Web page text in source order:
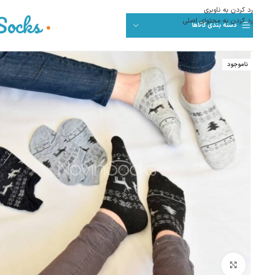
رد کردن به ناوبری
رد کردن به محتوای اصلی
دسته بندی کالاها
ناموجود
بزرگنمایی تصویر